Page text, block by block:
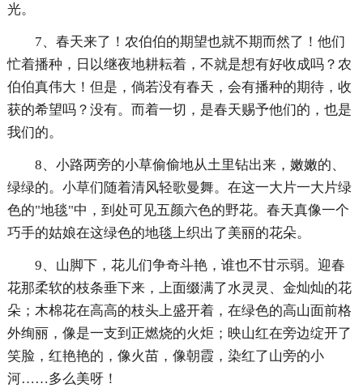
光。
7、春天来了！农伯伯的期望也就不期而然了！他们
忙着播种，日以继夜地耕耘着，不就是想有好收成吗？农
伯伯真伟大！但是，倘若没有春天，会有播种的期待，收
获的希望吗？没有。而着一切，是春天赐予他们的，也是
我们的。
8、小路两旁的小草偷偷地从土里钻出来，嫩嫩的、
绿绿的。小草们随着清风轻歌曼舞。在这一大片一大片绿
色的"地毯"中，到处可见五颜六色的野花。春天真像一个
巧手的姑娘在这绿色的地毯上织出了美丽的花朵。
9、山脚下，花儿们争奇斗艳，谁也不甘示弱。迎春
花那柔软的枝条垂下来，上面缀满了水灵灵、金灿灿的花
朵；木棉花在高高的枝头上盛开着，在绿色的高山面前格
外绚丽，像是一支到正燃烧的火炬；映山红在旁边绽开了
笑脸，红艳艳的，像火苗，像朝霞，染红了山旁的小
河……多么美呀！